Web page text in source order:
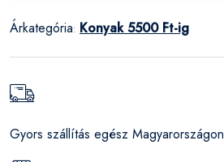
Árkategória: Konyak 5500 Ft-ig
Gyors szállítás egész Magyarországon